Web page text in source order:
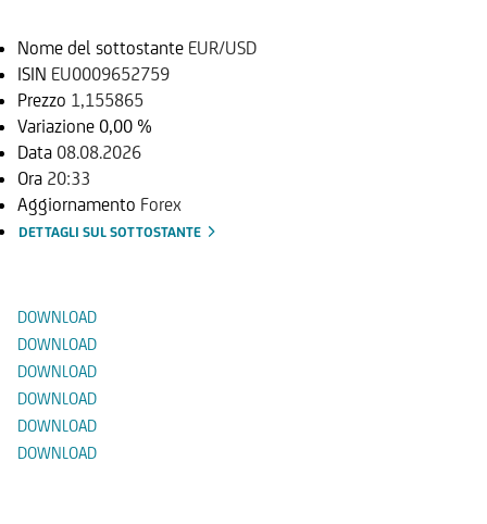
Nome del sottostante EUR/USD
ISIN EU0009652759
Prezzo 1,155865
Variazione 0,00 %
Data 08.08.2026
Ora 20:33
Aggiornamento Forex
DETTAGLI SUL SOTTOSTANTE
DOWNLOAD
DOWNLOAD
DOWNLOAD
DOWNLOAD
DOWNLOAD
DOWNLOAD